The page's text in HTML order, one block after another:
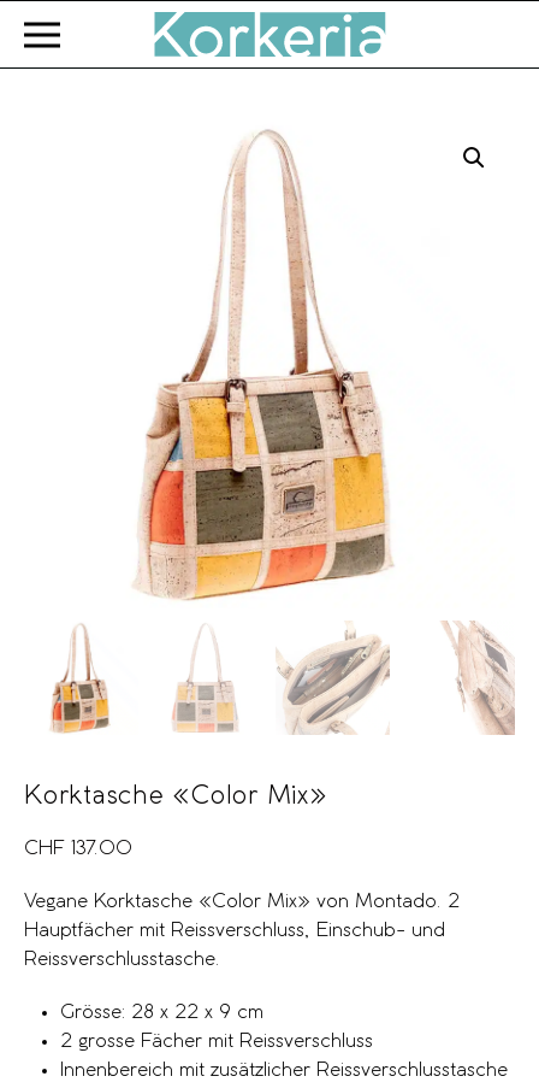
Zum Hauptinhalt springen
Korktasche «Color Mix»
CHF 137.00
Vegane Korktasche «Color Mix» von Montado. 2
Hauptfächer mit Reissverschluss, Einschub- und
Reissverschlusstasche.
Grösse: 28 x 22 x 9 cm
2 grosse Fächer mit Reissverschluss
Innenbereich mit zusätzlicher Reissverschlusstasche